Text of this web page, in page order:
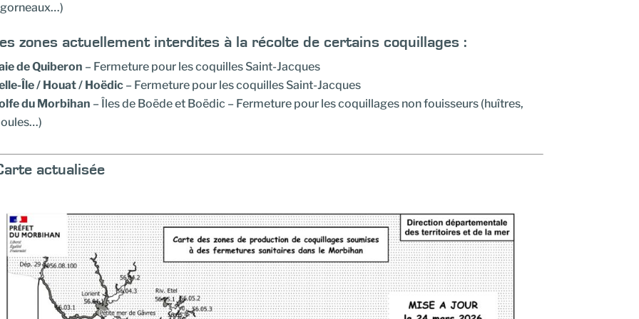
zones actuellement interdites à la récolte de certains coquillages :
de Quiberon – Fermeture pour les coquilles Saint-Jacques
Île / Houat / Hoëdic– Fermeture pour les coquilles Saint-Jacques
du Morbihan – Îles de Boëde et Boëdic – Fermeture pour les coquillages non fouisseurs (huîtres,
actualisée